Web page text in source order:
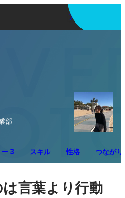
アプリを使う
部
3 スキル 性格 つながり
言葉より行動